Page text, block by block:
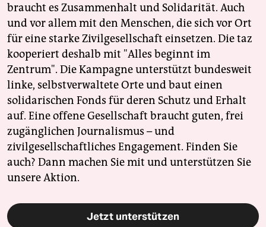
braucht es Zusammenhalt und Solidarität. Auch
und vor allem mit den Menschen, die sich vor Ort
für eine starke Zivilgesellschaft einsetzen. Die taz
kooperiert deshalb mit "Alles beginnt im
Zentrum". Die Kampagne unterstützt bundesweit
linke, selbstverwaltete Orte und baut einen
solidarischen Fonds für deren Schutz und Erhalt
auf. Eine offene Gesellschaft braucht guten, frei
zugänglichen Journalismus – und
zivilgesellschaftliches Engagement. Finden Sie
auch? Dann machen Sie mit und unterstützen Sie
unsere Aktion.
Jetzt unterstützen